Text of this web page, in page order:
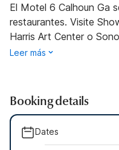
El Motel 6 Calhoun Ga
restaurantes. Visite
Harris Art Center o
Leer más
Booking details
Dates